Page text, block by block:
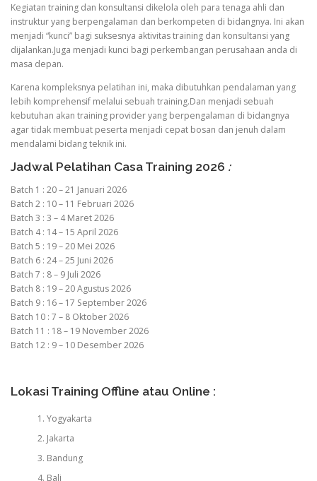
Kegiatan training dan konsultansi dikelola oleh para tenaga ahli dan
instruktur yang berpengalaman dan berkompeten di bidangnya. Ini akan
menjadi “kunci” bagi suksesnya aktivitas training dan konsultansi yang
dijalankan.Juga menjadi kunci bagi perkembangan perusahaan anda di
masa depan.
Karena kompleksnya pelatihan ini, maka dibutuhkan pendalaman yang
lebih komprehensif melalui sebuah training.Dan menjadi sebuah
kebutuhan akan training provider yang berpengalaman di bidangnya
agar tidak membuat peserta menjadi cepat bosan dan jenuh dalam
mendalami bidang teknik ini.
Jadwal Pelatihan Casa Training 2026 :
Batch 1 : 20 – 21 Januari 2026
Batch 2 : 10 – 11 Februari 2026
Batch 3 : 3 – 4 Maret 2026
Batch 4 : 14 – 15 April 2026
Batch 5 : 19 – 20 Mei 2026
Batch 6 : 24 – 25 Juni 2026
Batch 7 : 8 – 9 Juli 2026
Batch 8 : 19 – 20 Agustus 2026
Batch 9 : 16 – 17 September 2026
Batch 10 : 7 – 8 Oktober 2026
Batch 11 : 18 – 19 November 2026
Batch 12 : 9 – 10 Desember 2026
Lokasi Training Offline atau Online :
Yogyakarta
Jakarta
Bandung
Bali